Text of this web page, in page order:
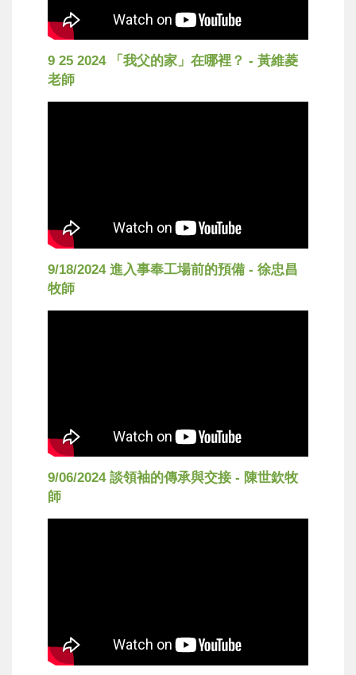
9 25 2024 「我父的家」在哪裡？ - 黃維菱
老師
9/18/2024 進入事奉工場前的預備 - 徐忠昌
牧師
9/06/2024 談領袖的傳承與交接 - 陳世欽牧
師